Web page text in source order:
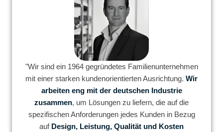
"Wir sind ein 1964 gegründetes Familienunternehmen
mit einer starken kundenorientierten Ausrichtung. Wir
arbeiten eng mit der deutschen Industrie
zusammen, um Lösungen zu liefern, die auf die
spezifischen Anforderungen jedes Kunden in Bezug
auf Design, Leistung, Qualität und Kosten